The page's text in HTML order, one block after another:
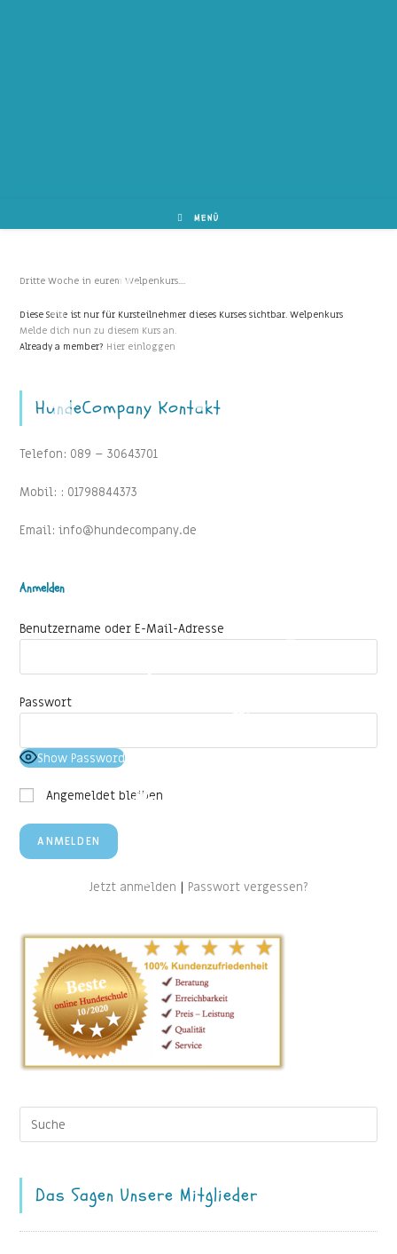
MENÜ
Dritte Woche in eurem Welpenkurs....
Diese Seite ist nur für Kursteilnehmer dieses Kurses sichtbar. Welpenkurs
Melde dich nun zu diesem Kurs an.
Already a member? Hier einloggen
HundeCompany Kontakt
Telefon: 089 – 30643701
Mobil: : 01798844373
Email: info@hundecompany.de
Anmelden
Benutzername oder E-Mail-Adresse
Passwort
Show Password
Angemeldet bleiben
Jetzt anmelden | Passwort vergessen?
Das Sagen Unsere Mitglieder